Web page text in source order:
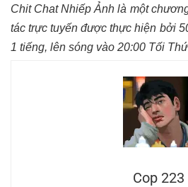
Chit Chat Nhiếp Ảnh là một
tác trực tuyến được thực hiện bởi
1 tiếng, lên sóng vào 20:00 Tối
Cop 223